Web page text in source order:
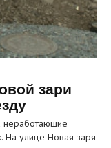
зари
неработающие
На улице Новая заря